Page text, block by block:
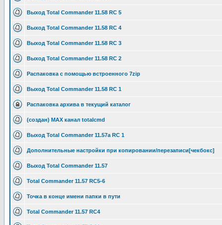
Выход Total Commander 11.58 RC 5
Выход Total Commander 11.58 RC 4
Выход Total Commander 11.58 RC 3
Выход Total Commander 11.58 RC 2
Распаковка с помощью встроенного 7zip
Выход Total Commander 11.58 RC 1
Распаковка архива в текущий каталог
(создан) MAX канал totalcmd
Выход Total Commander 11.57a RC 1
Дополнительные настройки при копировании/перезаписи[чекбокс]
Выход Total Commander 11.57
Total Commander 11.57 RC5-6
Точка в конце имени папки в пути
Total Commander 11.57 RC4